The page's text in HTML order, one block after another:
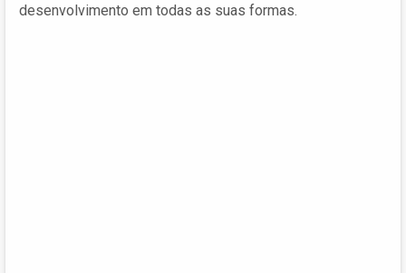
desenvolvimento em todas as suas formas.